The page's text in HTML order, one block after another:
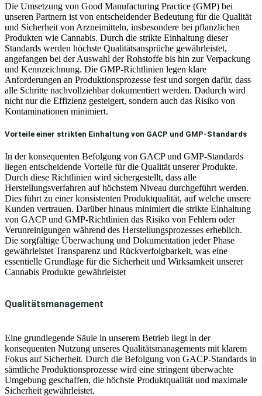
Die Umsetzung von Good Manufacturing Practice (GMP) bei
unseren Partnern ist von entscheidender Bedeutung für die Qualität
und Sicherheit von Arzneimitteln, insbesondere bei pflanzlichen
Produkten wie Cannabis. Durch die strikte Einhaltung dieser
Standards werden höchste Qualitätsansprüche gewährleistet,
angefangen bei der Auswahl der Rohstoffe bis hin zur Verpackung
und Kennzeichnung. Die GMP-Richtlinien legen klare
Anforderungen an Produktionsprozesse fest und sorgen dafür, dass
alle Schritte nachvollziehbar dokumentiert werden. Dadurch wird
nicht nur die Effizienz gesteigert, sondern auch das Risiko von
Kontaminationen minimiert.
Vorteile einer strikten Einhaltung von GACP und GMP-Standards
In der konsequenten Befolgung von GACP und GMP-Standards
liegen entscheidende Vorteile für die Qualität unserer Produkte.
Durch diese Richtlinien wird sichergestellt, dass alle
Herstellungsverfahren auf höchstem Niveau durchgeführt werden.
Dies führt zu einer konsistenten Produktqualität, auf welche unsere
Kunden vertrauen. Darüber hinaus minimiert die strikte Einhaltung
von GACP und GMP-Richtlinien das Risiko von Fehlern oder
Verunreinigungen während des Herstellungsprozesses erheblich.
Die sorgfältige Überwachung und Dokumentation jeder Phase
gewährleistet Transparenz und Rückverfolgbarkeit, was eine
essentielle Grundlage für die Sicherheit und Wirksamkeit unserer
Cannabis Produkte gewährleistet
Qualitätsmanagement
Eine grundlegende Säule in unserem Betrieb liegt in der
konsequenten Nutzung unseres Qualitätsmanagements mit klarem
Fokus auf Sicherheit. Durch die Befolgung von GACP-Standards in
sämtliche Produktionsprozesse wird eine stringent überwachte
Umgebung geschaffen, die höchste Produktqualität und maximale
Sicherheit gewährleistet.